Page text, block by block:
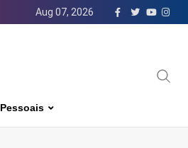
Aug 07, 2026
Pessoais